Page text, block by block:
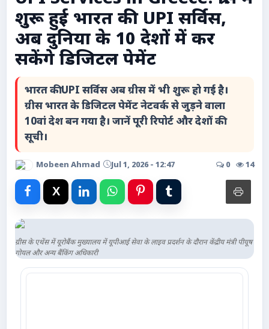
वायरल
स्पेशल
विशेष लेख
धर्म और अध्यात्म
Advertise with Us
Events
Gallery
Videos
शुरू हुई भारत की UPI सर्विस,
अब दुनिया के 10 देशों में कर
सकेंगे डिजिटल पेमेंट
भारत की UPI सर्विस अब ग्रीस में भी शुरू हो गई है।
ग्रीस भारत के डिजिटल पेमेंट नेटवर्क से जुड़ने वाला
10वां देश बन गया है। जानें पूरी रिपोर्ट और देशों की
सूची।
Mobeen Ahmad Jul 1, 2026 - 12:47 0 14
ग्रीस के एथेंस में यूरोबैंक मुख्यालय में यूपीआई सेवा के लाइव प्रदर्शन के दौरान केंद्रीय मंत्री पीयूष
गोयल और अन्य बैंकिंग अधिकारी